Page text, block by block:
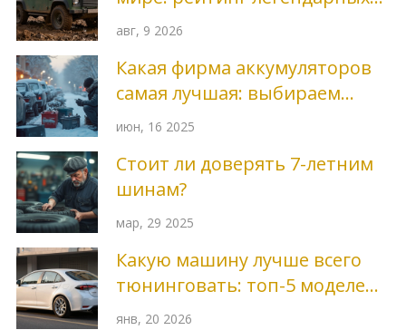
внедорожников и
авг, 9 2026
Какая фирма аккумуляторов
самая лучшая: выбираем
правильно
июн, 16 2025
Стоит ли доверять 7-летним
шинам?
мар, 29 2025
Какую машину лучше всего
тюнинговать: топ-5 моделей
для стайлинга и
янв, 20 2026